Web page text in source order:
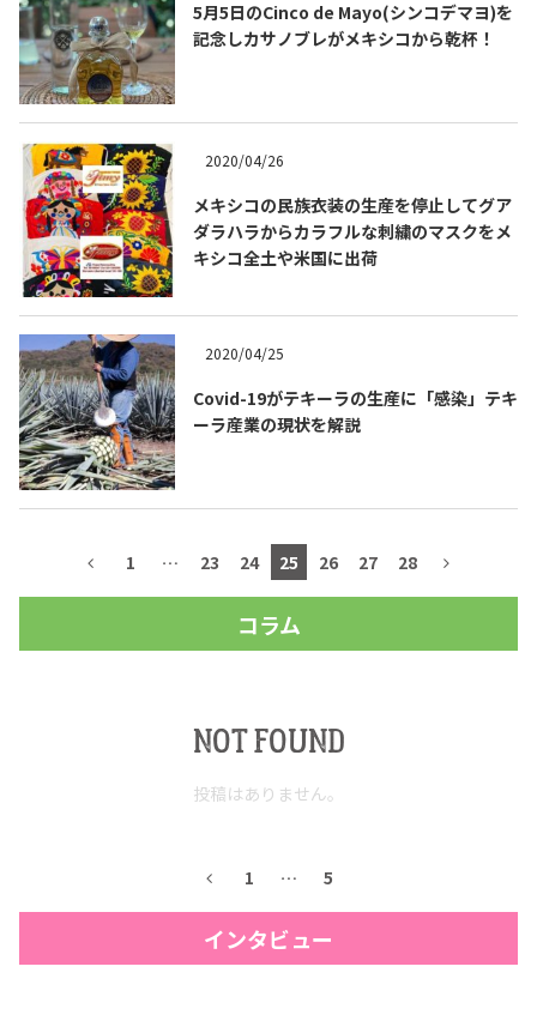
COPYRIGHT © JUAST All rights reserved.
5月5日のCinco de Mayo(シンコデマヨ)を
記念しカサノブレがメキシコから乾杯！
2020/04/26
メキシコの民族衣装の生産を停止してグア
ダラハラからカラフルな刺繍のマスクをメ
キシコ全土や米国に出荷
2020/04/25
Covid-19がテキーラの生産に「感染」テキ
ーラ産業の現状を解説
1 … 23 24 25 26 27 28
コラム
NOT FOUND
投稿はありません。
1 … 5
インタビュー